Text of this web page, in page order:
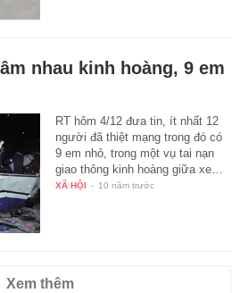
nhau kinh hoàng, 9 em
RT hôm 4/12 đưa tin, ít nhất 12
người đã thiệt mạng trong đó có
9 em nhỏ, trong một vụ tai nạn
giao thông kinh hoàng giữa xe…
XÃ HỘI - 10 năm trước
Xem thêm